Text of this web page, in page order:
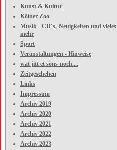
Kunst & Kultur
Kölner Zoo
Musik - CD´s, Neuigkeiten und vieles
mehr
Sport
Veranstaltungen - Hinweise
wat jitt et söns noch....
Zeitgeschehen
Links
Impressum
Archiv 2019
Archiv 2020
Archiv 2021
Archiv 2022
Archiv 2023